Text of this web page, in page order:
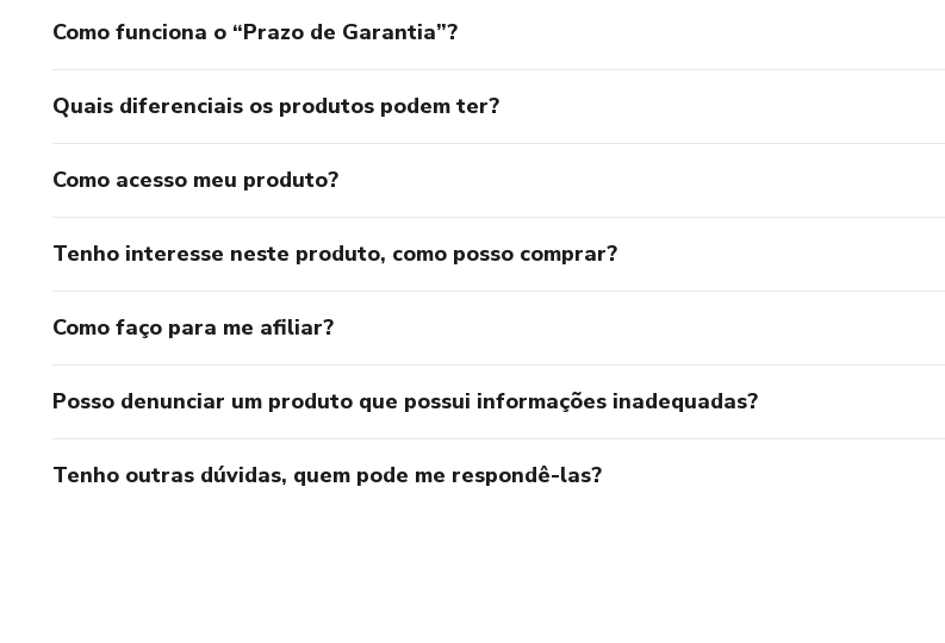
Como funciona o “Prazo de Garantia”?
Quais diferenciais os produtos podem ter?
Como acesso meu produto?
Tenho interesse neste produto, como posso comprar?
Como faço para me afiliar?
Posso denunciar um produto que possui informações inadequadas?
Tenho outras dúvidas, quem pode me respondê-las?